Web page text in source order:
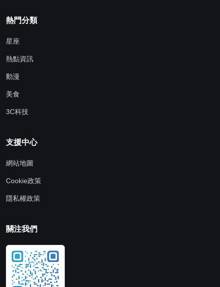
熱門分類
星座
熱點資訊
動漫
美食
3C科技
支援中心
網站地圖
Cookie政策
隱私權政策
關注我們